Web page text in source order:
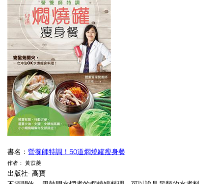
書名： 營養師特調！50道燜燒罐瘦身餐
作者： 黃苡菱
出版社- 高寶